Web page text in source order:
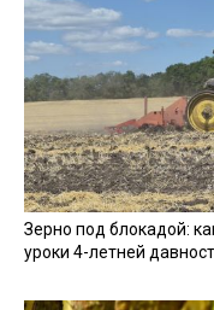
Зерно под блокадой:
уроки 4-летней